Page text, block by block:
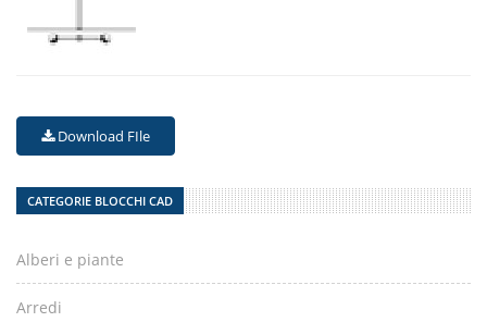
Download FIle
CATEGORIE BLOCCHI CAD
Alberi e piante
Arredi